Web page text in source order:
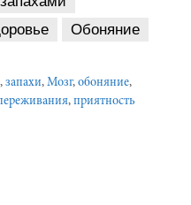
Обоняние
, запахи, Мозг, обоняние,
, приятность